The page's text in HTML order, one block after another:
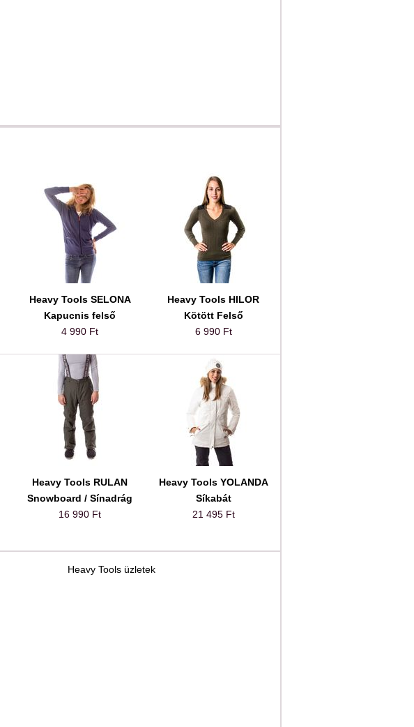
Heavy Tools SELONA
Kapucnis felső
4 990 Ft
Heavy Tools HILOR
Kötött Felső
6 990 Ft
Heavy Tools RULAN
Snowboard / Sínadrág
16 990 Ft
Heavy Tools YOLANDA
Síkabát
21 495 Ft
Heavy Tools üzletek